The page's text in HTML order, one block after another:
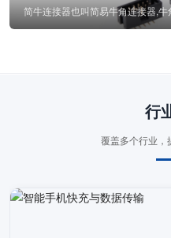
行
覆盖多个行业，